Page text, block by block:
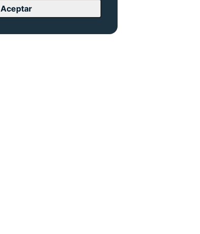
Aceptar